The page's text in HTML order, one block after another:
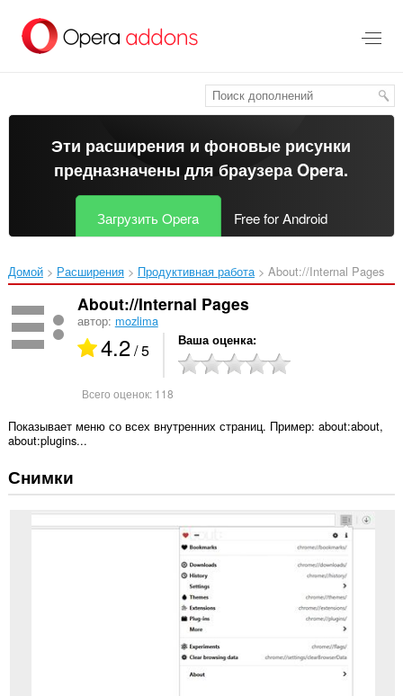
перейти
Эти расширения и фоновые рисунки
предназначены длябраузера Opera.
Загрузить Opera Free for Android
Домой Расширения Продуктивная работа About://Internal Pages‎
About://Internal Pages
автор: mozlima
4.2/ 5 Ваша оценка
Всего оценок: 118
Показывает меню со всех внутренних страниц. Пример: about:about,
about:plugins...
Снимки